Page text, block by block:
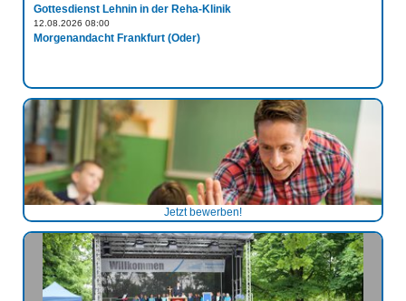
Gottesdienst Lehnin in der Reha-Klinik
12.08.2026 08:00
Morgenandacht Frankfurt (Oder)
Jetzt bewerben!